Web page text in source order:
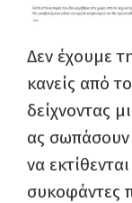
Δεν έχουμε
κανείς από
δείχνοντας
ας
να
συκοφάντες